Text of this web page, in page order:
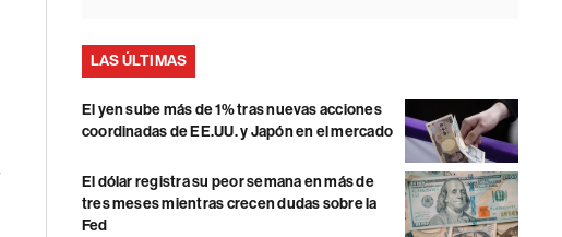
LAS ÚLTIMAS
El yen sube más de 1% tras nuevas acciones
coordinadas de EE.UU. y Japón en el mercado
El dólar registra su peor semana en más de
tres meses mientras crecen dudas sobre la
Fed